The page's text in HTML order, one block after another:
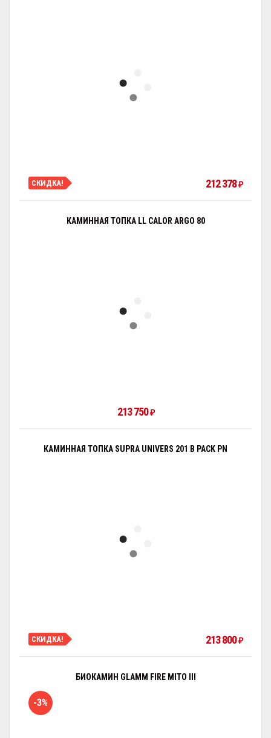
СКИДКА! 212 378₽
КАМИННАЯ ТОПКА LL CALOR ARGO 80
213 750₽
КАМИННАЯ ТОПКА SUPRA UNIVERS 201 B PACK PN
СКИДКА! 213 800₽
БИОКАМИН GLAMM FIRE MITO III
-3%